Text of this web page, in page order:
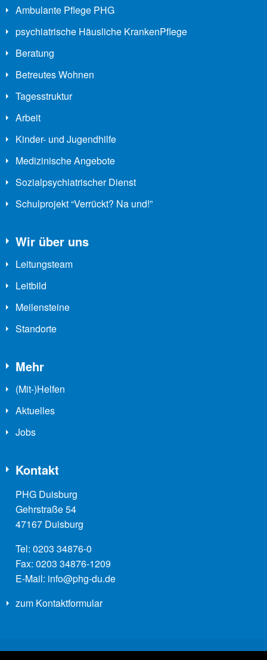
Ambulante Pflege PHG
psychiatrische Häusliche KrankenPflege
Beratung
Betreutes Wohnen
Tagesstruktur
Arbeit
Kinder- und Jugendhilfe
Medizinische Angebote
Sozialpsychiatrischer Dienst
Schulprojekt “Verrückt? Na und!”
Wir über uns
Leitungsteam
Leitbild
Meilensteine
Standorte
Mehr
(Mit-)Helfen
Aktuelles
Jobs
Kontakt
PHG Duisburg
Gehrstraße 54
47167 Duisburg
Tel: 0203 34876-0
Fax: 0203 34876-1209
E-Mail: info@phg-du.de
zum Kontaktformular